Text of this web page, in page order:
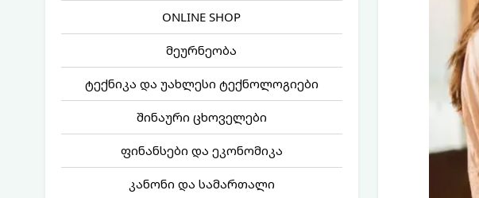
ONLINE SHOP
მეურნეობა
ტექნიკა და უახლესი ტექნოლოგიები
შინაური ცხოველები
ფინანსები და ეკონომიკა
კანონი და სამართალი